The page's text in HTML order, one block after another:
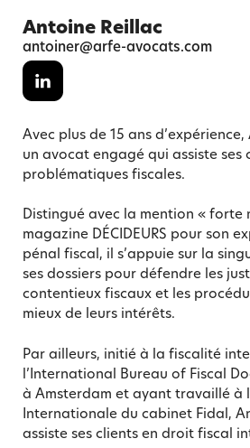
Antoine Reillac
antoiner@arfe-avocats.com
Avec plus de 15 ans
un avocat engagé qui assiste ses
problématiques fiscales.
Distingué avec la mention « forte
magazine DÉCIDEURS pour son
pénal fiscal, il s’appuie sur la
ses dossiers pour défendre les
contentieux fiscaux et les
mieux de leurs intérêts.
Par ailleurs, initié à la fiscalité
l’International Bureau of Fiscal
à Amsterdam et ayant travaillé à
Internationale du cabinet Fidal,
assiste ses clients en droit fiscal